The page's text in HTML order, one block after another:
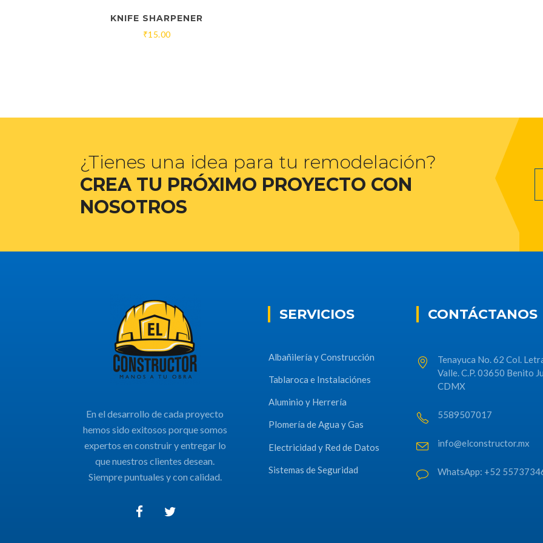
KNIFE SHARPENER
₹15.00
¿Tienes una idea para tu remodelación?
CREA TU PRÓXIMO PROYECTO CON
NOSOTROS
En el desarrollo de cada proyecto
hemos sido exitosos porque somos
expertos en construir y entregar lo
que nuestros clientes desean.
Siempre puntuales y con calidad.
SERVICIOS
Albañilería y Construcción
Tablaroca e Instalaciónes
Aluminio y Herrería
Plomería de Agua y Gas
Electricidad y Red de Datos
Sistemas de Seguridad
CONTÁCTANOS
Tenayuca No. 62 Col.
Valle. C.P. 03650 Benito
CDMX
5589507017
info@elconstructor.mx
WhatsApp: +52